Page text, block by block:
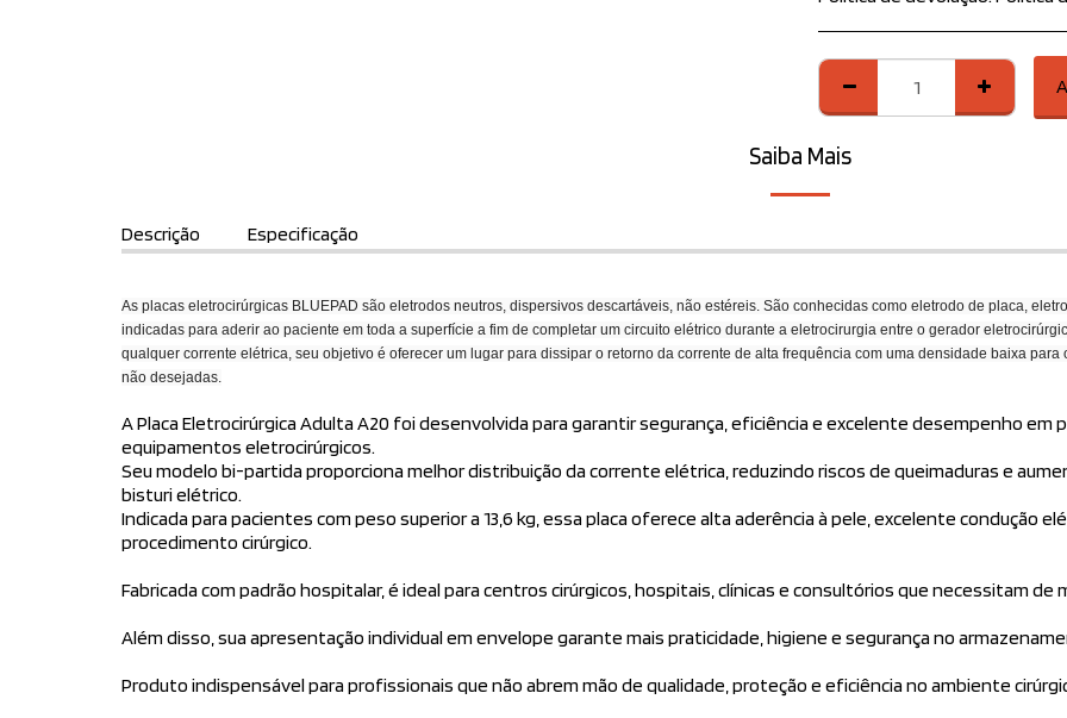
Saiba Mais
Descrição Especificação
As placas eletrocirúrgicas BLUEPAD são eletrodos neutros, dispersivos descartáveis, não estéreis. São conhecidas como eletrodo de placa,
indicadas para aderir ao paciente em toda a superfície a fim de completar um circuito elétrico durante a eletrocirurgia entre o gerador
qualquer corrente elétrica, seu objetivo é oferecer um lugar para dissipar o retorno da corrente de alta frequência com uma densidade baixa
não desejadas.
A Placa Eletrocirúrgica Adulta A20 foi desenvolvida para garantir segurança, eficiência e excelente desempenho em
equipamentos eletrocirúrgicos.
Seu modelo bi-partida proporciona melhor distribuição da corrente elétrica, reduzindo riscos de queimaduras e
bisturi elétrico.
Indicada para pacientes com peso superior a 13,6 kg, essa placa oferece alta aderência à pele, excelente condução
procedimento cirúrgico.
Fabricada com padrão hospitalar, é ideal para centros cirúrgicos, hospitais, clínicas e consultórios que necessitam
Além disso, sua apresentação individual em envelope garante mais praticidade, higiene e segurança no
Produto indispensável para profissionais que não abrem mão de qualidade, proteção e eficiência no ambiente